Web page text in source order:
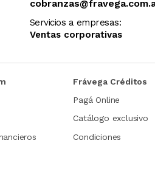
Servicios a empresas:
Ventas corporativas
Frávega Créditos
Pagá Online
Catálogo exclusivo
Condiciones